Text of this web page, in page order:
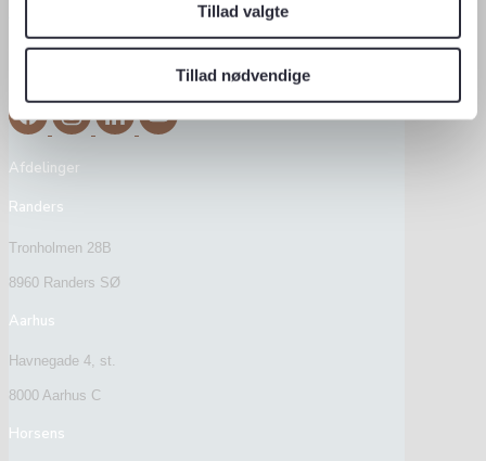
Tillad valgte
Tillad nødvendige
CVR: 34903093
Afdelinger
Randers
Tronholmen 28B
8960 Randers SØ
Aarhus
Havnegade 4, st.
8000 Aarhus C
Horsens